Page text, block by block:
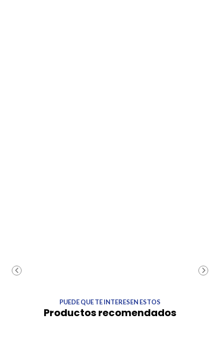
PUEDE QUE TE INTERESEN ESTOS
Productos recomendados